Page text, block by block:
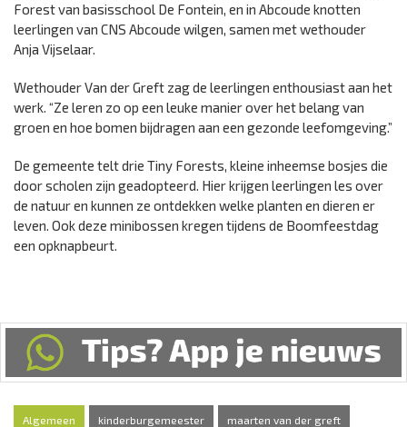
Forest van basisschool De Fontein, en in Abcoude knotten
leerlingen van CNS Abcoude wilgen, samen met wethouder
Anja Vijselaar.
Wethouder Van der Greft zag de leerlingen enthousiast aan het
werk. “Ze leren zo op een leuke manier over het belang van
groen en hoe bomen bijdragen aan een gezonde leefomgeving.”
De gemeente telt drie Tiny Forests, kleine inheemse bosjes die
door scholen zijn geadopteerd. Hier krijgen leerlingen les over
de natuur en kunnen ze ontdekken welke planten en dieren er
leven. Ook deze minibossen kregen tijdens de Boomfeestdag
een opknapbeurt.
Algemeen kinderburgemeester maarten van der greft